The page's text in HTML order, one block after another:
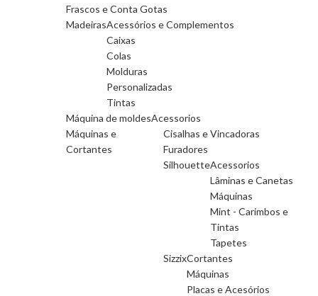
Frascos e Conta Gotas
MadeirasAcessórios e Complementos
Caixas
Colas
Molduras
Personalizadas
Tintas
Máquina de moldesAcessorios
Máquinas e
Cortantes
Cisalhas e Vincadoras
Furadores
SilhouetteAcessorios
Lâminas e Canetas
Máquinas
Mint - Carimbos e
Tintas
Tapetes
SizzixCortantes
Máquinas
Placas e Acesórios